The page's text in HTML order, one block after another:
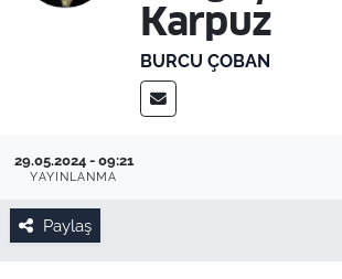
Karpuz
BURCU ÇOBAN
29.05.2024 - 09:21
YAYINLANMA
Paylaş